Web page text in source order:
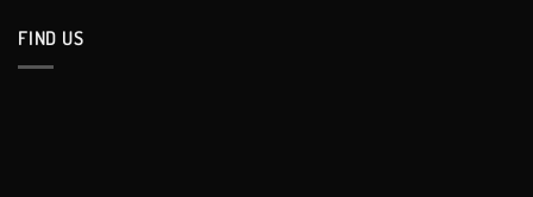
FIND US